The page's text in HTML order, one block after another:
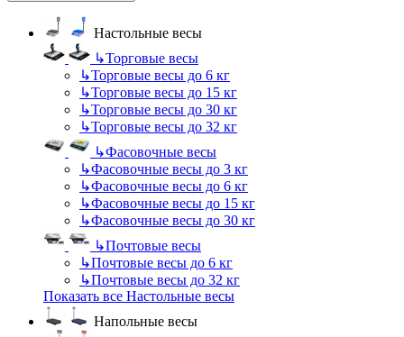
Настольные весы
↳Торговые весы
↳Торговые весы до 6 кг
↳Торговые весы до 15 кг
↳Торговые весы до 30 кг
↳Торговые весы до 32 кг
↳Фасовочные весы
↳Фасовочные весы до 3 кг
↳Фасовочные весы до 6 кг
↳Фасовочные весы до 15 кг
↳Фасовочные весы до 30 кг
↳Почтовые весы
↳Почтовые весы до 6 кг
↳Почтовые весы до 32 кг
Показать все Настольные весы
Напольные весы